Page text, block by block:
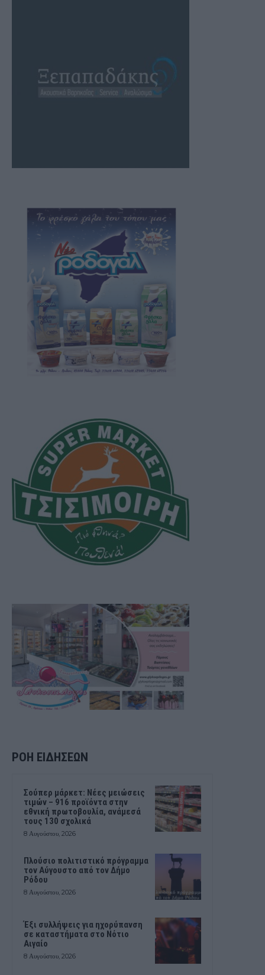
ΡΟΗ ΕΙΔΗΣΕΩΝ
Σούπερ μάρκετ: Νέες μειώσεις
τιμών – 916 προϊόντα στην
εθνική πρωτοβουλία, ανάμεσά
τους 130 σχολικά
8 Αυγούστου, 2026
Πλούσιο πολιτιστικό πρόγραμμα
τον Αύγουστο από τον Δήμο
Ρόδου
8 Αυγούστου, 2026
Έξι συλλήψεις για ηχορύπανση
σε καταστήματα στο Νότιο
Αιγαίο
8 Αυγούστου, 2026